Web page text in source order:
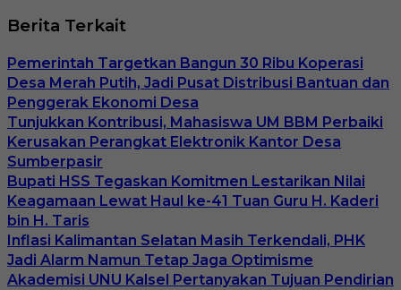
Berita Terkait
Pemerintah Targetkan Bangun 30 Ribu Koperasi
Desa Merah Putih, Jadi Pusat Distribusi Bantuan dan
Penggerak Ekonomi Desa
Tunjukkan Kontribusi, Mahasiswa UM BBM Perbaiki
Kerusakan Perangkat Elektronik Kantor Desa
Sumberpasir
Bupati HSS Tegaskan Komitmen Lestarikan Nilai
Keagamaan Lewat Haul ke-41 Tuan Guru H. Kaderi
bin H. Taris
Inflasi Kalimantan Selatan Masih Terkendali, PHK
Jadi Alarm Namun Tetap Jaga Optimisme
Akademisi UNU Kalsel Pertanyakan Tujuan Pendirian